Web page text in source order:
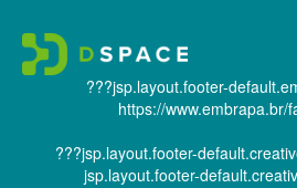
???jsp.layout.footer-
https://www.embrapa.br/
???jsp.layout.footer-
jsp.layout.footer-